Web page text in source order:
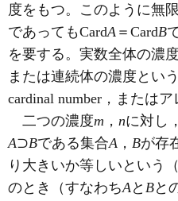
度をもつ。このように無
であってもCardA ＝CardB
を要する。実数全体の濃
または連続体の濃度とい
cardinal number，または
二つの濃度m ， nに対し，
A⊃Bである集合A ， Bが存
り大きいか等しいという（
のとき（すなわちAと Bと